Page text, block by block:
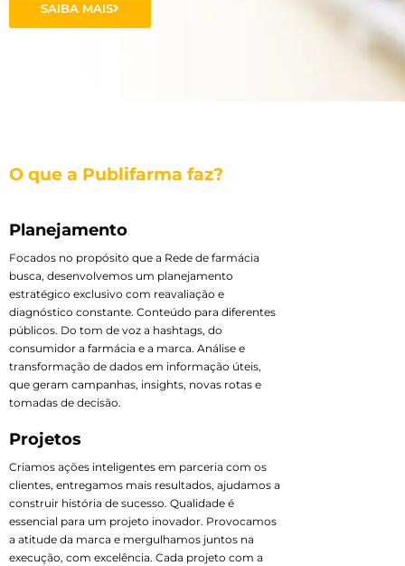
SAIBA MAIS
O que a Publifarma faz?
Planejamento
Focados no propósito que a Rede de farmácia
busca, desenvolvemos um planejamento
estratégico exclusivo com reavaliação e
diagnóstico constante. Conteúdo para diferentes
públicos. Do tom de voz a hashtags, do
consumidor a farmácia e a marca. Análise e
transformação de dados em informação úteis,
que geram campanhas, insights, novas rotas e
tomadas de decisão.
Projetos
Criamos ações inteligentes em parceria com os
clientes, entregamos mais resultados, ajudamos a
construir história de sucesso. Qualidade é
essencial para um projeto inovador. Provocamos
a atitude da marca e mergulhamos juntos na
execução, com excelência. Cada projeto com a